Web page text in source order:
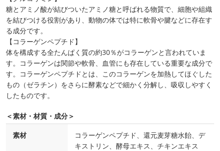
糖とアミノ酸が結びついたアミノ糖と呼ばれる物質で、細胞や組織
を結びつける役割があり、動物の体では特に軟骨や腱などに存在す
る成分です。
【コラーゲンペプチド】
体を構成する全たんぱく質の約30％がコラーゲンと言われていま
す。コラーゲンは関節や軟骨、血管にも存在している重要な成分で
す。コラーゲンペプチドとは、このコラーゲンを加熱してほぐした
もの（ゼラチン）をさらに酵素などで細かく分解し、吸収しやすく
したものです。
＜素材・材質・成分＞
素材
コラーゲンペプチド、還元麦芽糖水飴、デ
キストリン、酵母エキス、チキンエキス